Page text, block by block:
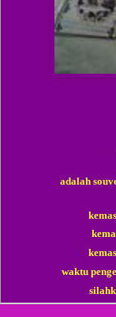
adalah
waktu